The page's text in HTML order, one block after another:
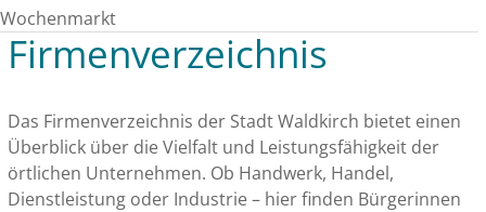
Wochenmarkt
Firmenverzeichnis
Das Firmenverzeichnis der Stadt Waldkirch bietet einen
Überblick über die Vielfalt und Leistungsfähigkeit der
örtlichen Unternehmen. Ob Handwerk, Handel,
Dienstleistung oder Industrie – hier finden Bürgerinnen